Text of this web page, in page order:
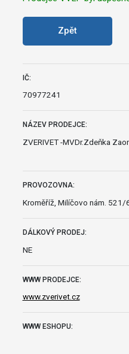
Zpět
IČ:
70977241
NÁZEV PRODEJCE:
ZVERIVET -MVDr.Zdeňka
PROVOZOVNA:
Kroměříž, Milíčovo nám. 521/
DÁLKOVÝ PRODEJ:
NE
WWW PRODEJCE:
www.zverivet.cz
WWW ESHOPU: